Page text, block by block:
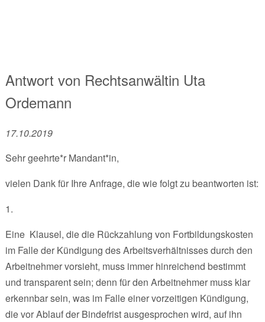
Antwort von Rechtsanwältin Uta
Ordemann
17.10.2019
Sehr geehrte*r Mandant*in,
vielen Dank für Ihre Anfrage, die wie folgt zu beantworten ist:
1.
Eine Klausel, die die Rückzahlung von Fortbildungskosten
im Falle der Kündigung des Arbeitsverhältnisses durch den
Arbeitnehmer vorsieht, muss immer hinreichend bestimmt
und transparent sein; denn für den Arbeitnehmer muss klar
erkennbar sein, was im Falle einer vorzeitigen Kündigung,
die vor Ablauf der Bindefrist ausgesprochen wird, auf ihn